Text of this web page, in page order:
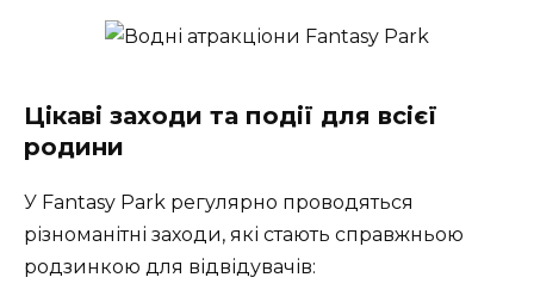
Цікаві заходи та події для всієї
родини
У Fantasy Park регулярно проводяться
різноманітні заходи, які стають справжньою
родзинкою для відвідувачів: